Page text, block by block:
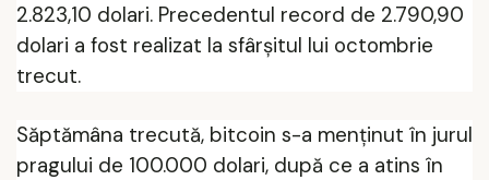
2.823,10 dolari. Precedentul record de 2.790,90
dolari a fost realizat la sfârșitul lui octombrie
trecut.
Săptămâna trecută, bitcoin s-a menținut în jurul
pragului de 100.000 dolari, după ce a atins în